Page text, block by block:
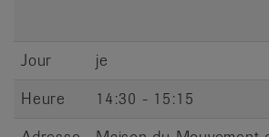
Jour
je
Heure
14:30 - 15:15